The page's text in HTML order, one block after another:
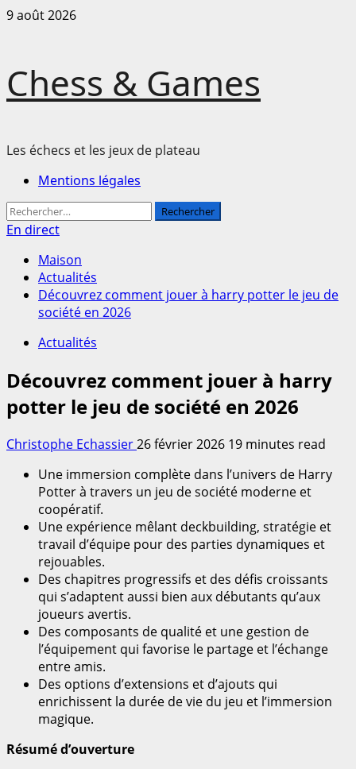
Passer
9 août 2026
Chess & Games
Les échecs et les jeux de plateau
MenuMentions légales
Rechercher :
En direct
Maison
Actualités
Découvrez comment jouer à harry potter le jeu de
société en 2026
Actualités
Découvrez comment jouer à harry
potter le jeu de société en 2026
Christophe Echassier26 février 2026 19 minutes read
Une immersion complète dans l’univers de Harry
Potter à travers un jeu de société moderne et
coopératif.
Une expérience mêlant deckbuilding, stratégie et
travail d’équipe pour des parties dynamiques et
rejouables.
Des chapitres progressifs et des défis croissants
qui s’adaptent aussi bien aux débutants qu’aux
joueurs avertis.
Des composants de qualité et une gestion de
l’équipement qui favorise le partage et l’échange
entre amis.
Des options d’extensions et d’ajouts qui
enrichissent la durée de vie du jeu et l’immersion
magique.
Résumé d’ouverture